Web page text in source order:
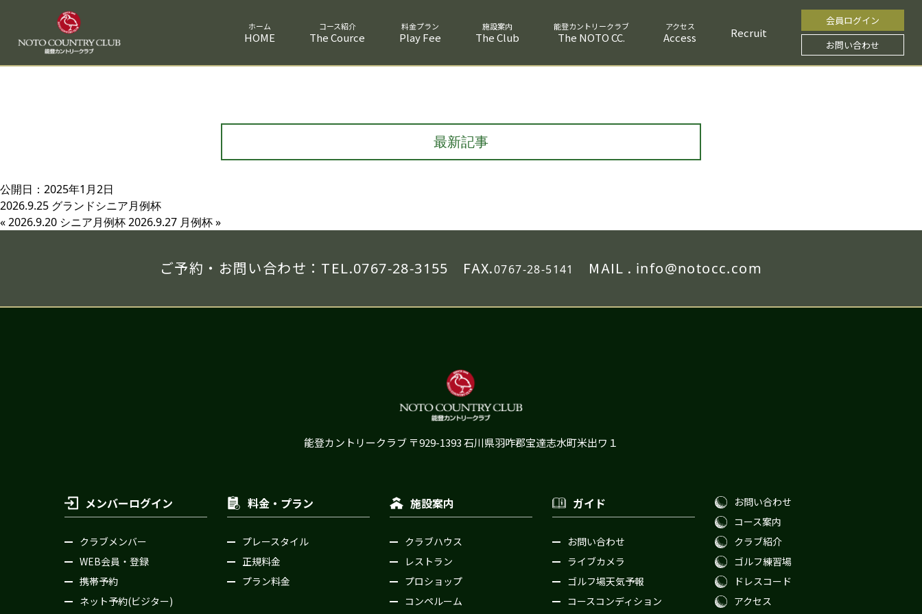
HOME The Cource Play Fee The Club The NOTO CC. Access Recruit
会員ログイン
お問い合わせ
最新記事
公開日：2025年1月2日
2026.9.25 グランドシニア月例杯
«2026.9.20 シニア月例杯2026.9.27 月例杯»
ご予約・お問い合わせ： TEL.0767-28-3155 FAX.0767-28-5141 MAIL . info@notocc.com
能登カントリークラブ〒929-1393 石川県羽咋郡宝達志水町米出ワ１
メンバーログイン
クラブメンバー
WEB会員・登録
携帯予約
ネット予約(ビジター)
料金・プラン
プレースタイル
正規料金
プラン料金
施設案内
クラブハウス
レストラン
プロショップ
コンペルーム
ガイド
お問い合わせ
ライブカメラ
ゴルフ場天気予報
コースコンディション
お問い合わせ
コース案内
クラブ紹介
ゴルフ練習場
ドレスコード
アクセス